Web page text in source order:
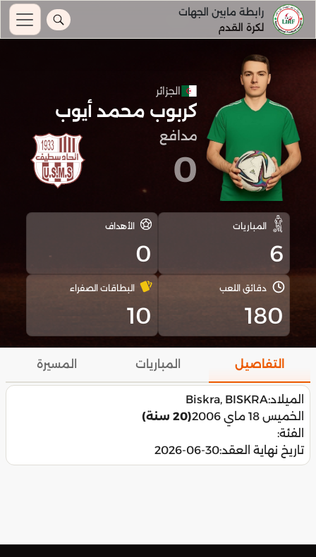
رابطة مابين الجهات
لكرة القدم
الجزائر
كربوب محمد أيوب
مدافع
0
المباريات
6
الأهداف
0
دقائق اللعب
180
البطاقات الصفراء
10
التفاصيل المباريات المسيرة
الميلاد:Biskra, BISKRA
الخميس 18 ماي 2006
(20 سنة)
الفئة:
تاريخ نهاية العقد:2026-06-30